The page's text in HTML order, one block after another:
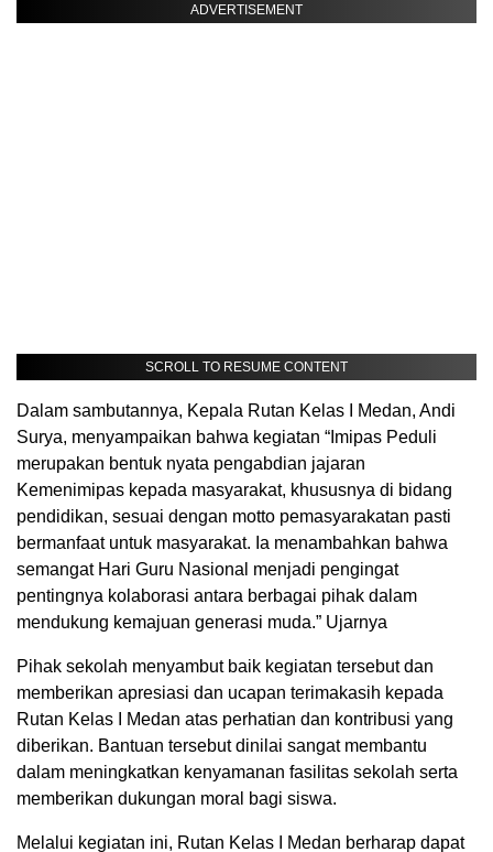
ADVERTISEMENT
SCROLL TO RESUME CONTENT
Dalam sambutannya, Kepala Rutan Kelas I Medan, Andi
Surya, menyampaikan bahwa kegiatan “Imipas Peduli
merupakan bentuk nyata pengabdian jajaran
Kemenimipas kepada masyarakat, khususnya di bidang
pendidikan, sesuai dengan motto pemasyarakatan pasti
bermanfaat untuk masyarakat. Ia menambahkan bahwa
semangat Hari Guru Nasional menjadi pengingat
pentingnya kolaborasi antara berbagai pihak dalam
mendukung kemajuan generasi muda.” Ujarnya
Pihak sekolah menyambut baik kegiatan tersebut dan
memberikan apresiasi dan ucapan terimakasih kepada
Rutan Kelas I Medan atas perhatian dan kontribusi yang
diberikan. Bantuan tersebut dinilai sangat membantu
dalam meningkatkan kenyamanan fasilitas sekolah serta
memberikan dukungan moral bagi siswa.
Melalui kegiatan ini, Rutan Kelas I Medan berharap dapat